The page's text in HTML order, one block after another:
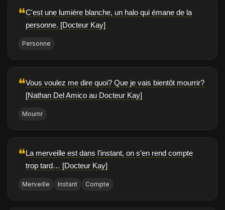
❝C'est une lumière blanche, un halo qui émane de la
personne. [Docteur Kay]
Personne
❝Vous voulez me dire quoi? Que je vais bientôt mourrir?
[Nathan Del Amico au Docteur Kay]
Mourrir
❝La merveille est dans l’instant, on s’en rend compte
trop tard… [Docteur Kay]
Merveille Instant Compte